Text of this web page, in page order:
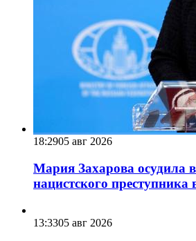
18:2905 авг 2026
Мария Захарова осудила
нацистского преступника
13:3305 авг 2026